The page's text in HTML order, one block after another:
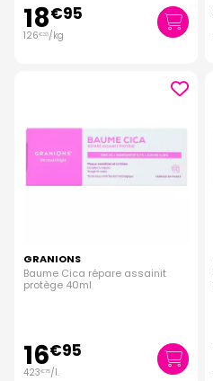
18€95
126€33/kg
GRANIONS
Baume Cica répare assainit
protège 40ml
16€95
423€75/l.